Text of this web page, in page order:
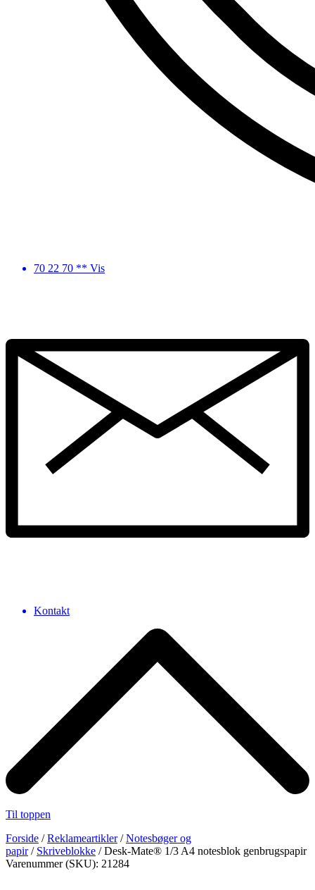
70 22 70 ** Vis
Kontakt
Til toppen
Forside /Reklameartikler/Notesbøger og
papir/ Skriveblokke / Desk-Mate® 1/3 A4 notesblok genbrugspapir
Varenummer (SKU): 21284